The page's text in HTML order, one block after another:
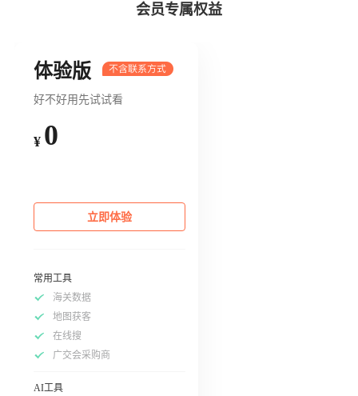
会员专属权益
体验版
好不好用先试试看
¥ 0
立即体验
常用工具
海关数据
地图获客
在线搜
广交会采购商
AI工具